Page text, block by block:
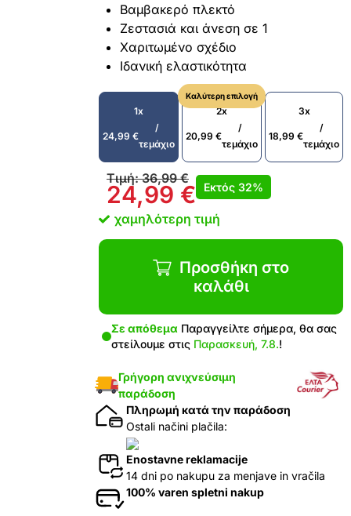
Βαμβακερό πλεκτό
Ζεστασιά και άνεση σε 1
Χαριτωμένο σχέδιο
Ιδανική ελαστικότητα
1x
24,99 €
/
τεμάχιο
Καλύτερη επιλογή
2x
20,99 €
/
τεμάχιο
3x
18,99 €
/
τεμάχιο
Τιμή:36,99€
24,99 € Εκτός 32%
χαμηλότερη τιμή
Προσθήκη στο
καλάθι
Σε απόθεμα Παραγγείλτε σήμερα, θα σας
στείλουμε στις Παρασκευή, 7.8.!
Γρήγορη ανιχνεύσιμη
παράδοση
Πληρωμή κατά την παράδοση
Ostali načini plačila:
Enostavne reklamacije
14 dni po nakupu za menjave in vračila
100% varen spletni nakup